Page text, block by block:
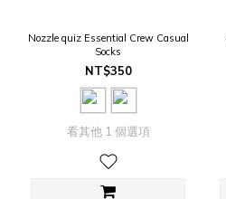
Nozzle quiz Essential Crew Casual
Socks
NT$350
看其他 1 個選項